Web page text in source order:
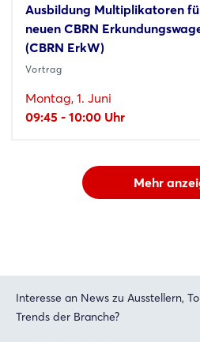
Ausbildung Multiplikatoren
neuen CBRN
(CBRN ErkW)
Vortrag
Montag, 1. Juni
09:45 - 10:00 Uhr
Mehr
Interesse an News zu Ausstellern,
Trends der Branche?